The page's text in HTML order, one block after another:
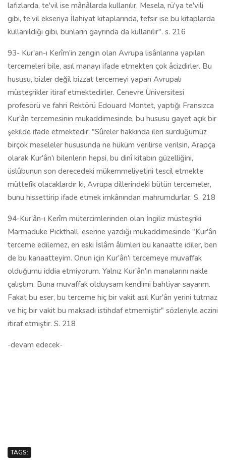
lafızlarda, te'vil ise mânâlarda kullanılır. Mesela, rü'ya te'vili
gibi, te'vil ekseriya İlahiyat kitaplarında, tefsir ise bu ki­taplarda
kullanıldığı gibi, bunların gayrında da kullanılır". s. 216
93- Kur'an-ı Kerîm'in zengin olan Avrupa lisânlarına yapılan
tercemeleri bile, asıl manayı ifade etmekten çok âcizdirler. Bu
hususu, bizler değil bizzat tercemeyi yapan Avrupalı
müsteşrikler itiraf et­mektedirler. Cenevre Üniversitesi
profesörü ve fahri Rektörü Edouard Montet, yaptığı Fransızca
Kur'ân tercemesinin mukaddimesinde, bu hususu gayet açık bir
şekilde ifade etmektedir: "Sûreler hakkında ileri sürdüğümüz
birçok me­seleler hususunda ne hüküm verilirse verilsin, Arapça
olarak Kur'ân'ı bilenlerin hepsi, bu dinî kitabın güzelliğini,
üslûbunun son derecedeki mükemmeliyetini tescil etmekte
müttefik olacaklardır ki, Avrupa dillerindeki bütün tercemeler,
bunu hissettirip ifade etmek imkânından mahrumdurlar. S. 218
94-Kur'ân-ı Kerîm mütercimlerinden olan İngiliz müsteşriki
Marmaduke Pickthall, eserine yazdığı mukaddimesinde "Kur'ân
terceme edilemez, en eski İslâm âlimleri bu kanaatte idiler, ben
de bu kanaatteyim. Onun için Kur'ân'ı tercemeye muvaffak
olduğumu iddia etmiyorum. Yalnız Kur'ân'ın manalarını nakle
çalıştım. Buna muvaffak olduysam kendimi bahtiyar sayarım.
Fakat bu eser, bu terceme hiç bir vakit asıl Kur'ân yerini tutmaz
ve hiç bir vakit bu mak­sadı istihdaf etmemiştir" sözleriyle aczini
itiraf etmiştir. S. 218
-devam edecek-
TAGS: